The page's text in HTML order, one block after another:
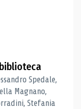
Spedale,
Magnano,
Stefania